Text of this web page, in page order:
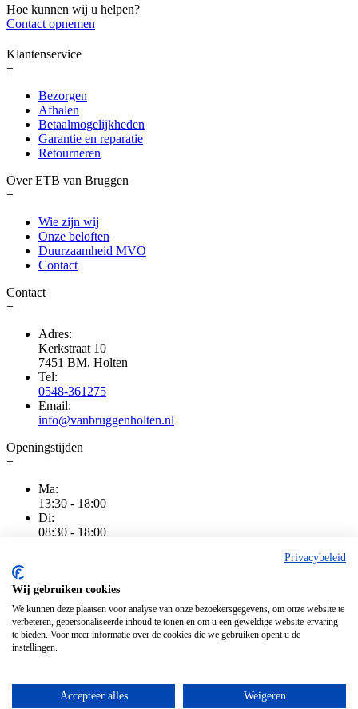
Privacybeleid
Wij gebruiken cookies
We kunnen deze plaatsen voor analyse van onze bezoekersgegevens, om onze website te
verbeteren, gepersonaliseerde inhoud te tonen en om u een geweldige website-ervaring
te bieden. Voor meer informatie over de cookies die we gebruiken opent u de
instellingen.
Accepteer alles Weigeren
Hoe kunnen wij u helpen?
Contact opnemen
Klantenservice
+
Bezorgen
Afhalen
Betaalmogelijkheden
Garantie en reparatie
Retourneren
Over ETB van Bruggen
+
Wie zijn wij
Onze beloften
Duurzaamheid MVO
Contact
Contact
+
Adres:
Kerkstraat 10
7451 BM, Holten
Tel:
0548-361275
Email:
info@vanbruggenholten.nl
Openingstijden
+
Ma:
13:30 - 18:00
Di:
08:30 - 18:00
08:30 - 20:00
08:30 - 18:00
Za:
08:30 - 16:00
Algemene voorwaarden
Cookiebeleid|Disclaimer